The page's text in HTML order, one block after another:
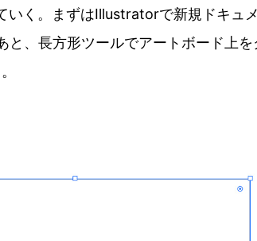
いく。まずはIllustratorで新規ドキュ
と、長方形ツールでアートボード上を
。